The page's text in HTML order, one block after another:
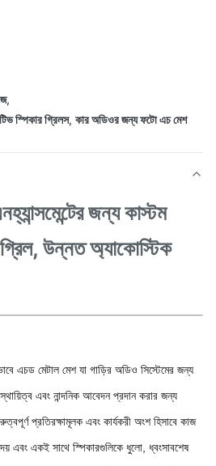
,
স্পিকার গ্রিলস, কার অডিওর জন্য ফটো এচ মেশ
জন্য কাস্টম
উন্নত অ্যাকোস্টিক
এচড মেটাল মেশ যা গাড়ির অডিও সিস্টেমের জন্য
এবং নান্দনিক আবেদন প্রদান করার জন্য
প্রতিরক্ষামূলক এবং কার্যকরী অংশ হিসাবে কাজ
এবং একই সাথে স্পিকারগুলিকে ধুলো, ধ্বংসাবশেষ